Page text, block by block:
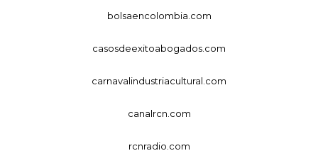
bolsaencolombia.com
casosdeexitoabogados.com
carnavalindustriacultural.com
canalrcn.com
rcnradio.com